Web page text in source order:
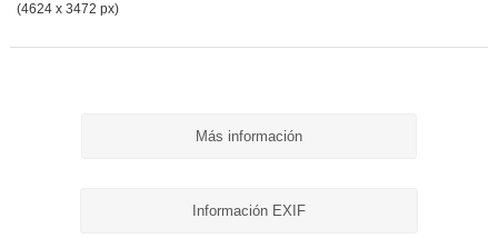
(4624 x 3472 px)
Más información
Información EXIF